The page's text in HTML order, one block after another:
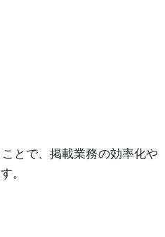
とで、掲載業務の効率化や
。